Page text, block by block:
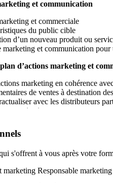
et communication
et commerciale
du public cible
d’un nouveau produit ou
marketing et communication
d’actions marketing et
marketing en cohérence
de ventes à destination
avec les distributeurs
de communication
client
client
concernant l’amélioration
s'offrent à vous après votre
marketing Responsable